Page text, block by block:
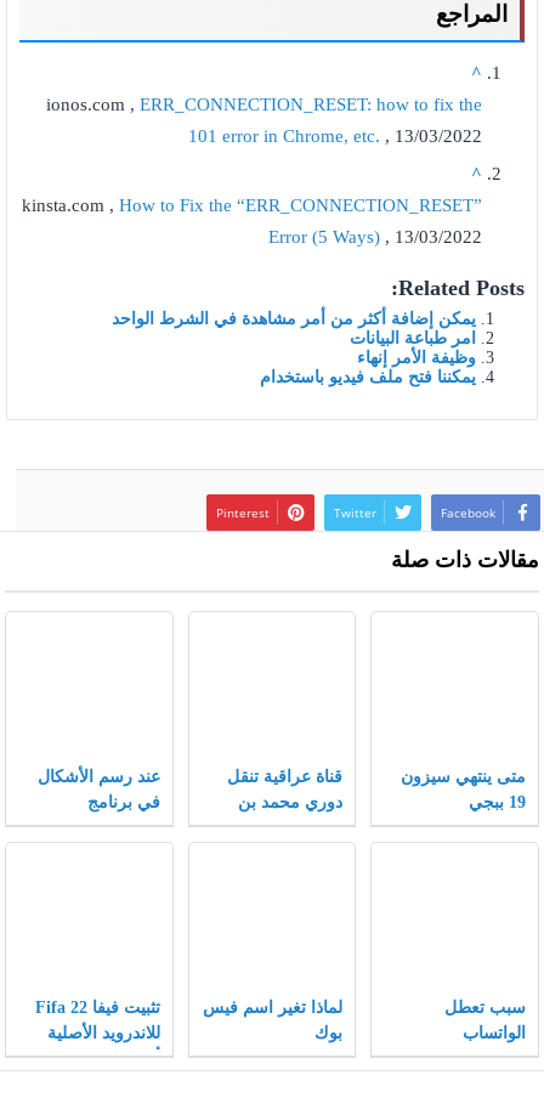
المراجع
^
ionos.com , ERR_CONNECTION_RESET: how to fix the
101 error in Chrome, etc. , 13/03/2022
^
kinsta.com , How to Fix the “ERR_CONNECTION_RESET”
Error (5 Ways) , 13/03/2022
Related Posts:
يمكن إضافة أكثر من أمر مشاهدة في الشرط الواحد
امر طباعة البيانات
وظيفة الأمر إنهاء
يمكننا فتح ملف فيديو باستخدام
Facebook
Twitter
Pinterest
مقالات ذات صلة
متى ينتهي سيزون
19 ببجي
قناة عراقية تنقل
دوري محمد بن
سلمان 2021
عند رسم الأشكال
في برنامج
الإنكسكيب يمكن
سبب تعطل
الواتساب
والانستقرام والفيس
لماذا تغير اسم فيس
بوك
تثبيت فيفا Fifa 22
للاندرويد الأصلية
أخر إصدار